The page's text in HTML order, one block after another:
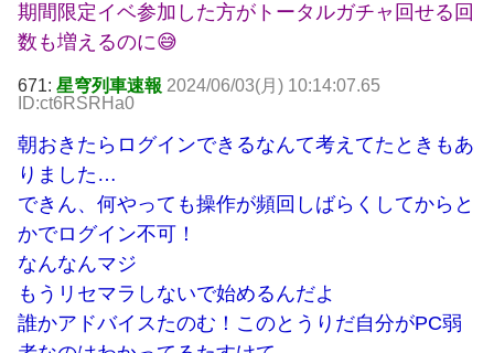
期間限定イベ参加した方がトータルガチャ回せる回
数も増えるのに😅
671: 星穹列車速報 2024/06/03(月) 10:14:07.65
ID:ct6RSRHa0
朝おきたらログインできるなんて考えてたときもあ
りました…
できん、何やっても操作が頻回しばらくしてからと
かでログイン不可！
なんなんマジ
もうリセマラしないで始めるんだよ
誰かアドバイスたのむ！このとうりだ自分がPC弱